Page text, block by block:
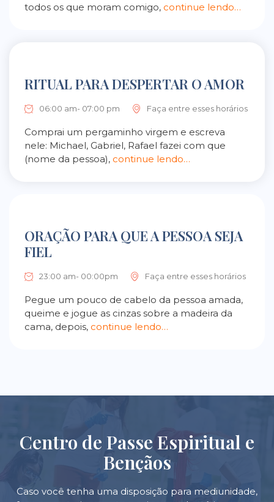
todos os que moram comigo, continue lendo…
RITUAL PARA DESPERTAR O AMOR
06:00 am- 07:00 pm Faça entre esses horários
Comprai um pergaminho virgem e escreva
nele: Michael, Gabriel, Rafael fazei com que
(nome da pessoa), continue lendo…
ORAÇÃO PARA QUE A PESSOA SEJA
FIEL
23:00 am- 00:00pm Faça entre esses horários
Pegue um pouco de cabelo da pessoa amada,
queime e jogue as cinzas sobre a madeira da
cama, depois, continue lendo…
Centro de Passe Espiritual e
Bençãos
Caso você tenha uma disposição para mediunidade,